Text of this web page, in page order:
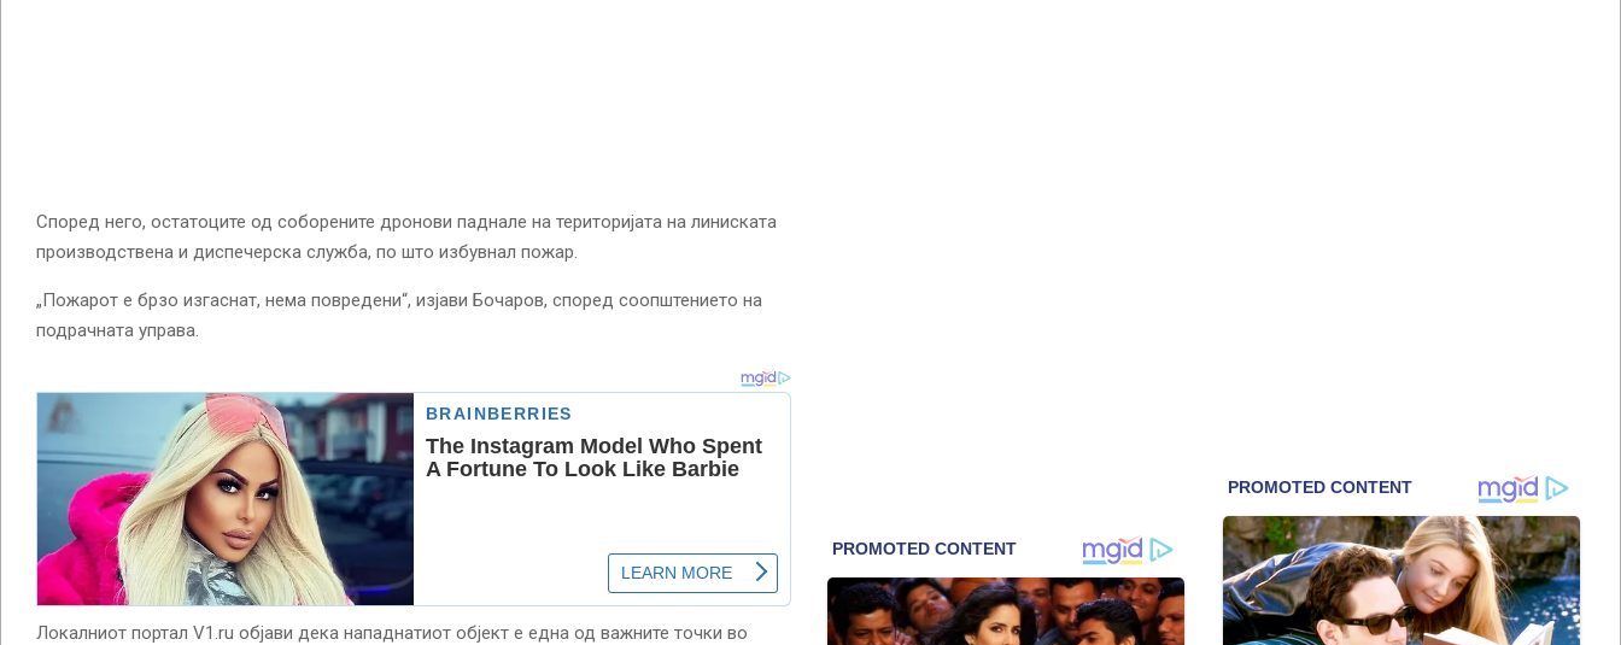
Според него, остатоците од соборените дронови паднале на територијата на линиската
производствена и диспечерска служба, по што избувнал пожар.
„Пожарот е брзо изгаснат, нема повредени“, изјави Бочаров, според соопштението на
подрачната управа.
Локалниот портал V1.ru објави дека нападнатиот објект е една од важните точки во